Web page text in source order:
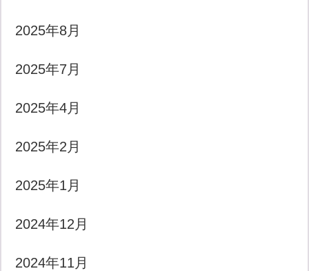
2025年8月
2025年7月
2025年4月
2025年2月
2025年1月
2024年12月
2024年11月